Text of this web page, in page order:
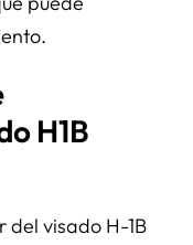
H1B
del visado H-1B